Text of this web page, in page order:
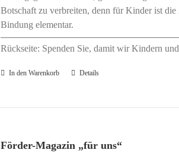
Botschaft zu verbreiten, denn für Kinder ist
Bindung elementar.
Rückseite: Spenden Sie, damit wir Kindern
In den Warenkorb Details
Förder-Magazin „für uns“